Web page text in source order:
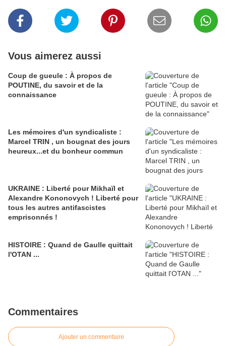
Vous aimerez aussi
Coup de gueule : À propos de
POUTINE, du savoir et de la
connaissance
Les mémoires d'un syndicaliste :
Marcel TRIN , un bougnat des jours
heureux...et du bonheur commun
UKRAINE : Liberté pour Mikhaïl et
Alexandre Kononovych ! Liberté pour
tous les autres antifascistes
emprisonnés !
HISTOIRE : Quand de Gaulle quittait
l'OTAN ...
Commentaires
Ajouter un commentaire